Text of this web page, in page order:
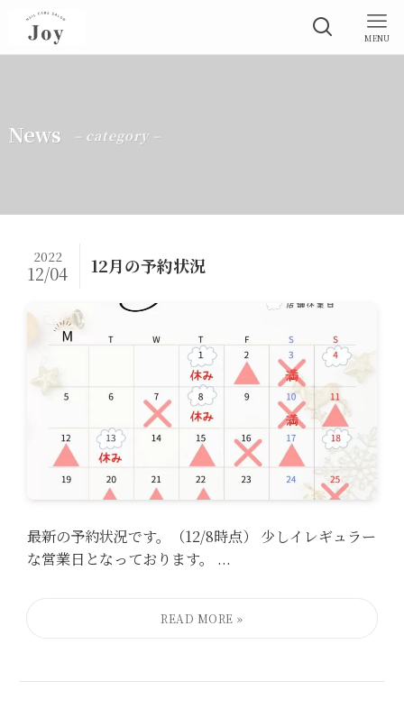
MENU
News – category –
12月の予約状況
2022
12/04
最新の予約状況です。（12/8時点） 少しイレギュラー
な営業日となっております。 ...